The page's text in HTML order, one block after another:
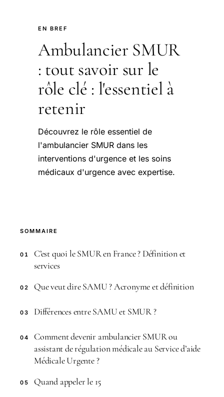
EN BREF
Ambulancier SMUR
: tout savoir sur le
rôle clé : l'essentiel à
retenir
Découvrez le rôle essentiel de
l'ambulancier SMUR dans les
interventions d'urgence et les soins
médicaux d'urgence avec expertise.
SOMMAIRE
01
C’est quoi le SMUR en France ? Définition et
services
02 Que veut dire SAMU ? Acronyme et définition
03 Différences entre SAMU et SMUR ?
04
Comment devenir ambulancier SMUR ou
assistant de régulation médicale au Service d’aide
Médicale Urgente ?
05 Quand appeler le 15